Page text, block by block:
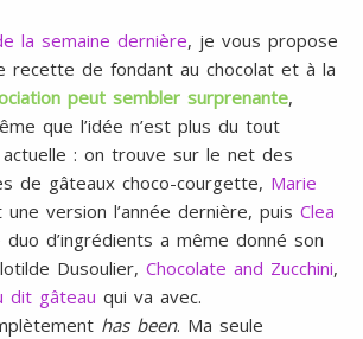
la semaine dernière, je vous propose
recette de fondant au chocolat et à la
peut sembler surprenante,
que l’idée n’est plus du tout
actuelle : on trouve sur le net des
de gâteaux choco-courgette, Marie
version l’année dernière, puis Clea
d’ingrédients a même donné son
Dusoulier, Chocolate and Zucchini,
dit gâteau qui va avec.
has been. Ma seule